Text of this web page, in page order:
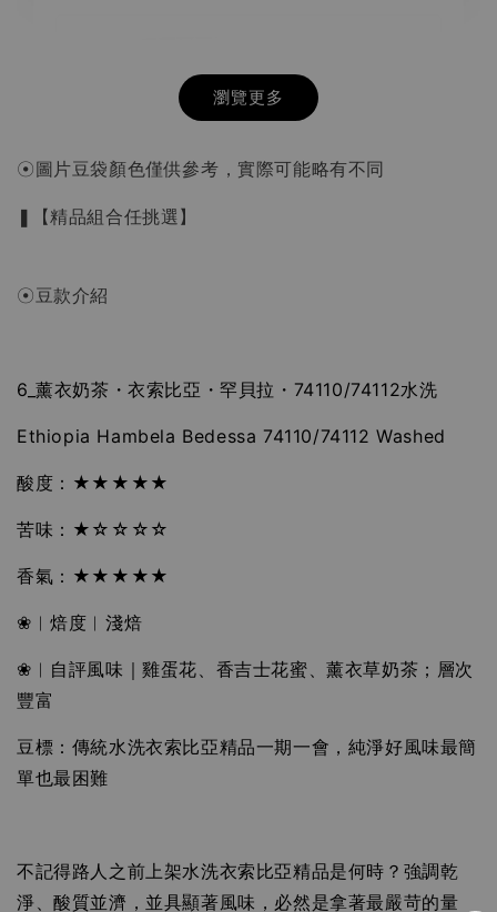
HARIO V60 02樹脂 灰白手沖咖啡壺組 VCSD-
NT$ 550
02濾紙(2-4人份)加購優惠
瀏覽更多
☉圖片豆袋顏色僅供參考，實際可能略有不同
❚ 【精品組合任挑選】
☉豆款介紹
6_薰衣奶茶・衣索比亞・罕貝拉・74110/74112水洗
Ethiopia Hambela Bedessa 74110/74112 Washed
酸度：★★★★★
苦味：★☆☆☆☆
香氣：★★★★★
❀︱焙度︱淺焙
❀︱自評風味｜雞蛋花、香吉士花蜜、薰衣草奶茶；層次
豐富
豆標：傳統水洗衣索比亞精品一期一會，純淨好風味最簡
單也最困難
不記得路人之前上架水洗衣索比亞精品是何時？強調乾
淨、酸質並濟，並具顯著風味，必然是拿著最嚴苛的量